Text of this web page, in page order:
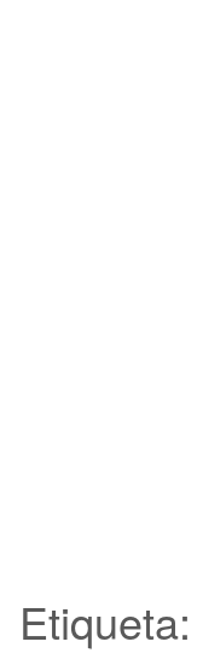
Etiqueta: